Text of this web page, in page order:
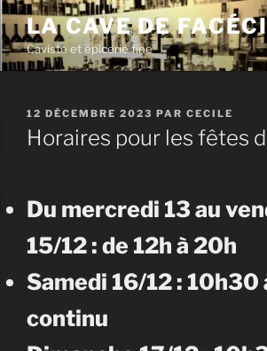
Aller
au
contenu
principal
LA CAVE DE
Caviste et épicerie fine
PUBLIÉ
LE
12 DÉCEMBRE 2023 PAR CECILE
Horaires pour les fêtes
Du mercredi 13 au
15/12 : de 12h à 20h
Samedi 16/12 : 10h30
continu